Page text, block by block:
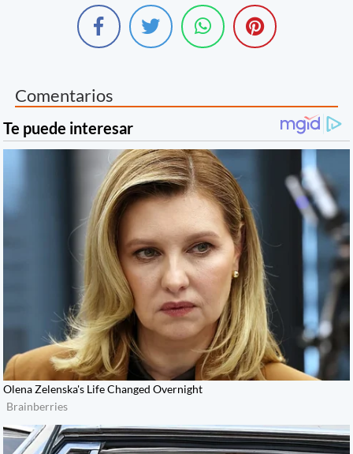
Comentarios